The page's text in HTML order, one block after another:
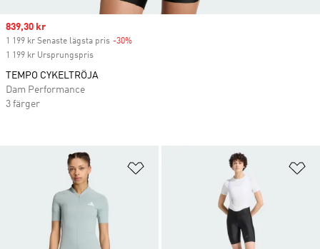
Lägg till på önskelistan
Sale price
839,30 kr
1 199 kr Senaste lägsta pris -30%
1 199 kr Ursprungspris
TEMPO CYKELTRÖJA
Dam Performance
3 färger